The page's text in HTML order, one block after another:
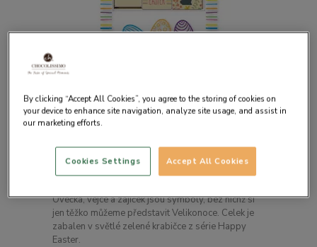
Detail produktu
Sada tří kostek lahodné, belgické čokolády. Kostky
Ovečka, vejce a zajíček jsou symboly, bez nichž si
jen těžko můžeme představit Velikonoce. Celek je
zabalen v světlé zelené krabičce z série Happy
Easter.
By clicking “Accept All Cookies”, you agree to the storing of cookies on
your device to enhance site navigation, analyze site usage, and assist in
our marketing efforts.
Accept All Cookies
Cookies Settings